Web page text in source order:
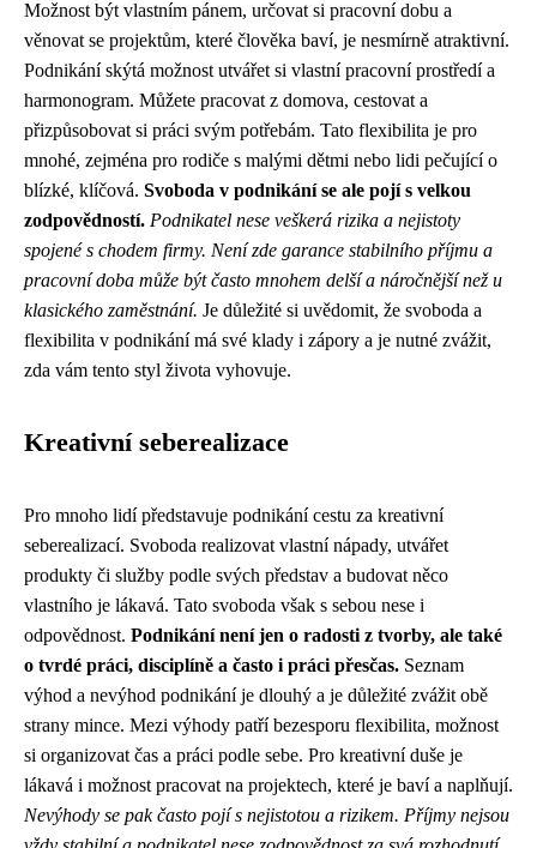
Možnost být vlastním pánem, určovat si pracovní dobu a
věnovat se projektům, které člověka baví, je nesmírně atraktivní.
Podnikání skýtá možnost utvářet si vlastní pracovní prostředí a
harmonogram. Můžete pracovat z domova, cestovat a
přizpůsobovat si práci svým potřebám. Tato flexibilita je pro
mnohé, zejména pro rodiče s malými dětmi nebo lidi pečující o
blízké, klíčová. Svoboda v podnikání se ale pojí s velkou
zodpovědností. Podnikatel nese veškerá rizika a nejistoty
spojené s chodem firmy. Není zde garance stabilního příjmu a
pracovní doba může být často mnohem delší a náročnější než u
klasického zaměstnání. Je důležité si uvědomit, že svoboda a
flexibilita v podnikání má své klady i zápory a je nutné zvážit,
zda vám tento styl života vyhovuje.
Kreativní seberealizace
Pro mnoho lidí představuje podnikání cestu za kreativní
seberealizací. Svoboda realizovat vlastní nápady, utvářet
produkty či služby podle svých představ a budovat něco
vlastního je lákavá. Tato svoboda však s sebou nese i
odpovědnost. Podnikání není jen o radosti z tvorby, ale také
o tvrdé práci, disciplíně a často i práci přesčas. Seznam
výhod a nevýhod podnikání je dlouhý a je důležité zvážit obě
strany mince. Mezi výhody patří bezesporu flexibilita, možnost
si organizovat čas a práci podle sebe. Pro kreativní duše je
lákavá i možnost pracovat na projektech, které je baví a naplňují.
Nevýhody se pak často pojí s nejistotou a rizikem. Příjmy nejsou